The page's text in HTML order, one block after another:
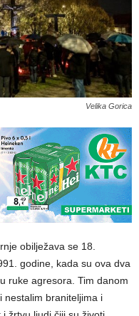
Velika Gorica
obilježava se 18.
godine, kada su ova dva
ruke agresora. Tim danom
nestalim braniteljima i